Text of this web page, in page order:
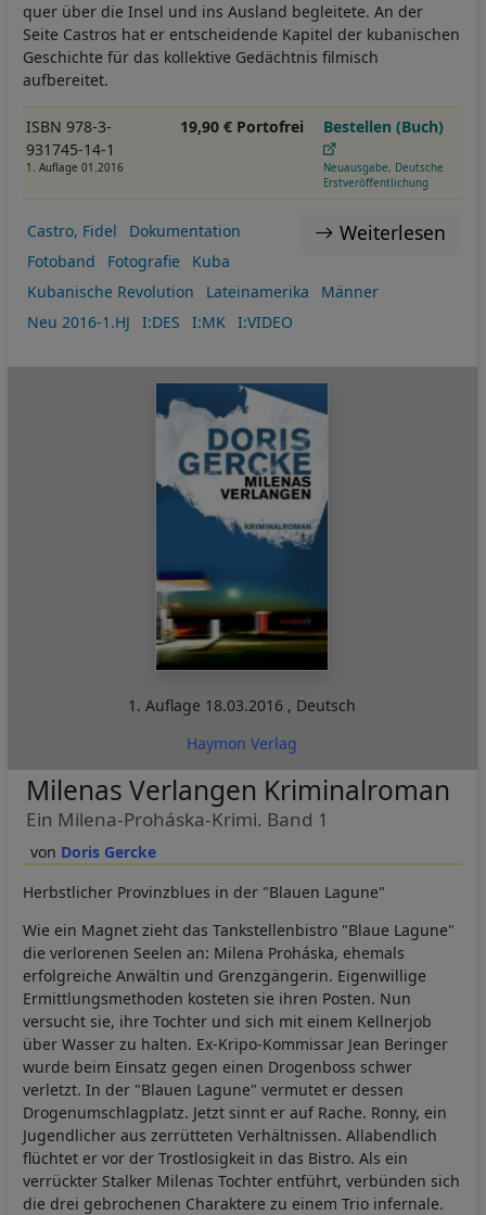
quer über die Insel und ins Ausland begleitete. An der
Seite Castros hat er entscheidende Kapitel der kubanischen
Geschichte für das kollektive Gedächtnis filmisch
aufbereitet.
ISBN 978-3-
931745-14-1
1. Auflage 01.2016
19,90 € Portofrei Bestellen (Buch)
Neuausgabe, Deutsche
Erstveröffentlichung
Weiterlesen
Castro, Fidel
Dokumentation
Fotoband
Fotografie
Kuba
Kubanische Revolution
Lateinamerika
Männer
Neu 2016-1.HJ
I:DES I:MK I:VIDEO
1. Auflage 18.03.2016 , Deutsch
Haymon Verlag
Doris Gercke
Milenas Verlangen Kriminalroman
Ein Milena-Proháska-Krimi. Band 1
Herbstlicher Provinzblues in der "Blauen Lagune"
Wie ein Magnet zieht das Tankstellenbistro "Blaue Lagune"
die verlorenen Seelen an: Milena Proháska, ehemals
erfolgreiche Anwältin und Grenzgängerin. Eigenwillige
Ermittlungsmethoden kosteten sie ihren Posten. Nun
versucht sie, ihre Tochter und sich mit einem Kellnerjob
über Wasser zu halten. Ex-Kripo-Kommissar Jean Beringer
wurde beim Einsatz gegen einen Drogenboss schwer
verletzt. In der "Blauen Lagune" vermutet er dessen
Drogenumschlagplatz. Jetzt sinnt er auf Rache. Ronny, ein
Jugendlicher aus zerrütteten Verhältnissen. Allabendlich
flüchtet er vor der Trostlosigkeit in das Bistro. Als ein
verrückter Stalker Milenas Tochter entführt, verbünden sich
die drei gebrochenen Charaktere zu einem Trio infernale.